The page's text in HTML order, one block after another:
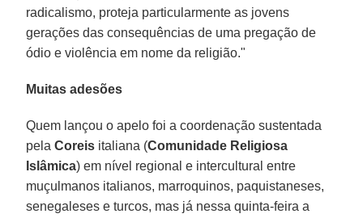
radicalismo, proteja particularmente as jovens
gerações das consequências de uma pregação de
ódio e violência em nome da religião."
Muitas adesões
Quem lançou o apelo foi a coordenação sustentada
pelaCoreis italiana (Comunidade Religiosa
Islâmica) em nível regional e intercultural entre
muçulmanos italianos, marroquinos, paquistaneses,
senegaleses e turcos, mas já nessa quinta-feira a